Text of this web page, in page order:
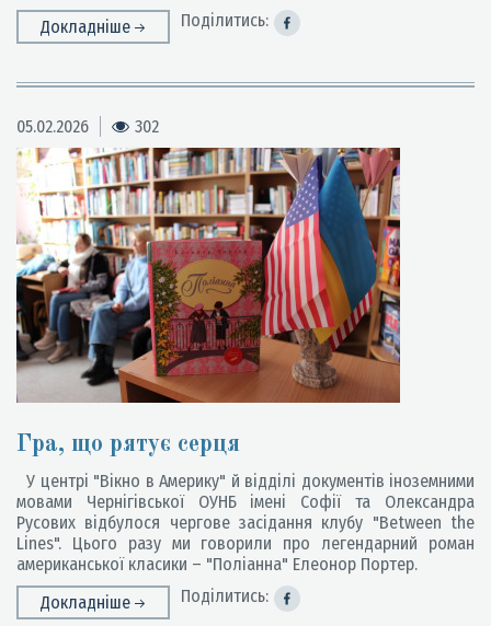
Докладніше
Поділитись:
05.02.2026 302
Гра, що рятує серця
У центрі "Вікно в Америку" й відділі документів іноземними
мовами Чернігівської ОУНБ імені Софії та Олександра
Русових відбулося чергове засідання клубу "Between the
Lines". Цього разу ми говорили про легендарний роман
американської класики – "Поліанна" Елеонор Портер.
Докладніше
Поділитись: